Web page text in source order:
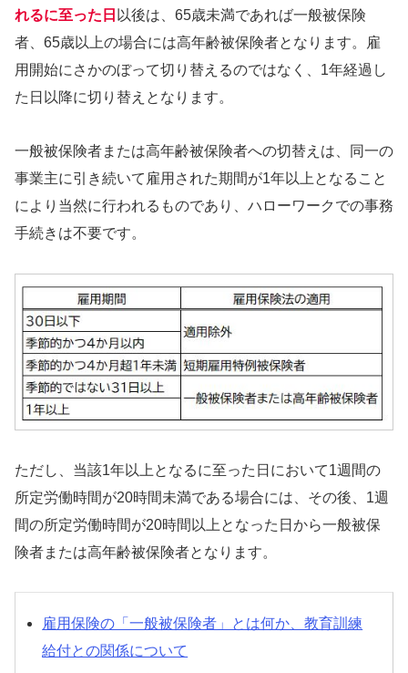
れるに至った日 以後は、65歳未満であれば一般被保険
者、65歳以上の場合には高年齢被保険者となります。雇
用開始にさかのぼって切り替えるのではなく、1年経過し
た日以降に切り替えとなります。
一般被保険者または高年齢被保険者への切替えは、同一の
事業主に引き続いて雇用された期間が1年以上となること
により当然に行われるものであり、ハローワークでの事務
手続きは不要です。
ただし、当該1年以上となるに至った日において1週間の
所定労働時間が20時間未満である場合には、その後、1週
間の所定労働時間が20時間以上となった日から一般被保
険者または高年齢被保険者となります。
雇用保険の「一般被保険者」とは何か、教育訓練
給付との関係について